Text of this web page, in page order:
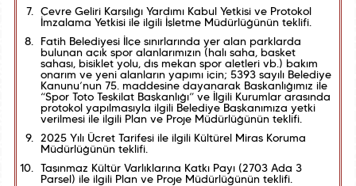
Çevre Geliri Karşılığı Yardımı Kabul Yetkisi ve Protokol
İmzalama Yetkisi ile ilgili İşletme Müdürlüğünün teklifi.
Fatih Belediyesi İlçe sınırlarında yer alan parklarda
bulunan açık spor alanlarımızın (halı saha, basket
sahası, bisiklet yolu, dış mekan spor aletleri vb.) bakım
onarım ve yeni alanların yapımı için; 5393 sayılı Belediye
Kanunu’nun 75. maddesine dayanarak Başkanlığımız ile
“Spor Toto Teşkilat Başkanlığı” ve İlgili Kurumlar arasında
protokol yapılmasıyla ilgili Belediye Başkanımıza yetki
verilmesi ile ilgili Plan ve Proje Müdürlüğünün teklifi.
2025 Yılı Ücret Tarifesi ile ilgili Kültürel Miras Koruma
Müdürlüğünün teklifi.
Taşınmaz Kültür Varlıklarına Katkı Payı (2703 Ada 3
Parsel) ile ilgili Plan ve Proje Müdürlüğünün teklifi.